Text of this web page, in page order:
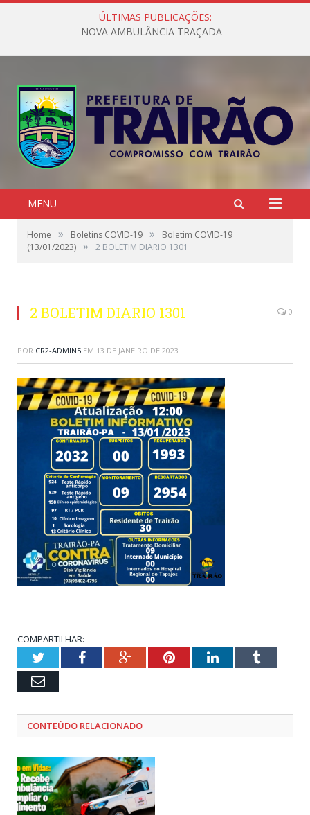
ÚLTIMAS PUBLICAÇÕES:
NOVA AMBULÂNCIA TRAÇADA
MENU
Home » Boletins COVID-19 »
Boletim COVID-19
(13/01/2023) » 2 BOLETIM DIARIO 1301
2 BOLETIM DIARIO 1301 0
POR CR2-ADMIN5 EM 13 DE JANEIRO DE 2023
COMPARTILHAR:
TwitterFacebookGoogle+PinterestLinkedInTumblr
Email
CONTEÚDO RELACIONADO